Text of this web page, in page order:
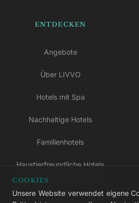
ENTDECKEN
Angebote
Über LIVVO
Hotels mit Spa
Nachhaltige Hotels
Familienhotels
Haustierfreundliche Hotels
COOKIES
Unsere Website verwendet eigene